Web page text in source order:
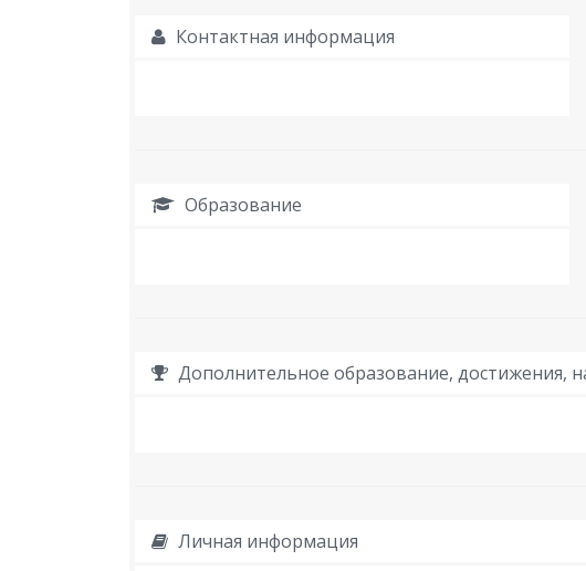
Контактная информация
Образование
Дополнительное образование, достижения,
Личная информация